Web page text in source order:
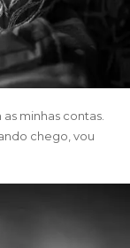
minhas contas.
chego, vou